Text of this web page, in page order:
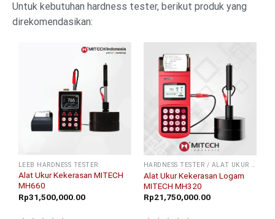
Untuk kebutuhan hardness tester, berikut produk yang
direkomendasikan:
LEEB HARDNESS TESTER
Alat Ukur Kekerasan MITECH
MH660
Rp31,500,000.00
Alat Ukur Kekerasan Logam
MITECH MH320
Rp21,750,000.00